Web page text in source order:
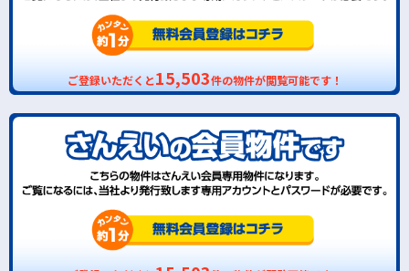
ご登録いただくと15,503件の物件が閲覧可能です！